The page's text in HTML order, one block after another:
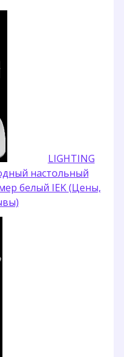
LIGHTING
настольный
белый IEK (Цены,